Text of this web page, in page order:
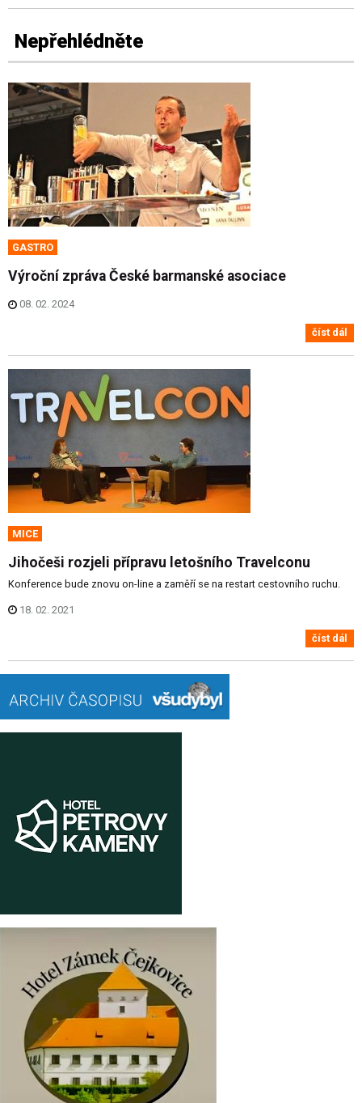
Nepřehlédněte
GASTRO
Výroční zpráva České barmanské asociace
08. 02. 2024
číst dál
MICE
Jihočeši rozjeli přípravu letošního Travelconu
Konference bude znovu on-line a zaměří se na restart cestovního ruchu.
18. 02. 2021
číst dál